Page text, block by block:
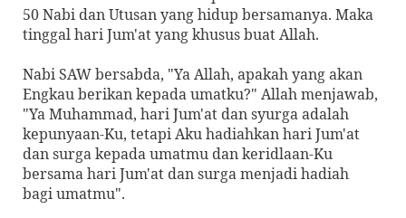
50 Nabi dan Utusan yang hidup bersamanya. Maka
tinggal hari Jum'at yang khusus buat Allah.
Nabi SAW bersabda, "Ya Allah, apakah yang akan
Engkau berikan kepada umatku?" Allah menjawab,
"Ya Muhammad, hari Jum'at dan syurga adalah
kepunyaan-Ku, tetapi Aku hadiahkan hari Jum'at
dan surga kepada umatmu dan keridlaan-Ku
bersama hari Jum'at dan surga menjadi hadiah
bagi umatmu".